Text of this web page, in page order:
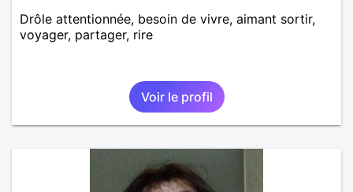
Drôle attentionnée, besoin de vivre, aimant sortir,
voyager, partager, rire
Voir le profil